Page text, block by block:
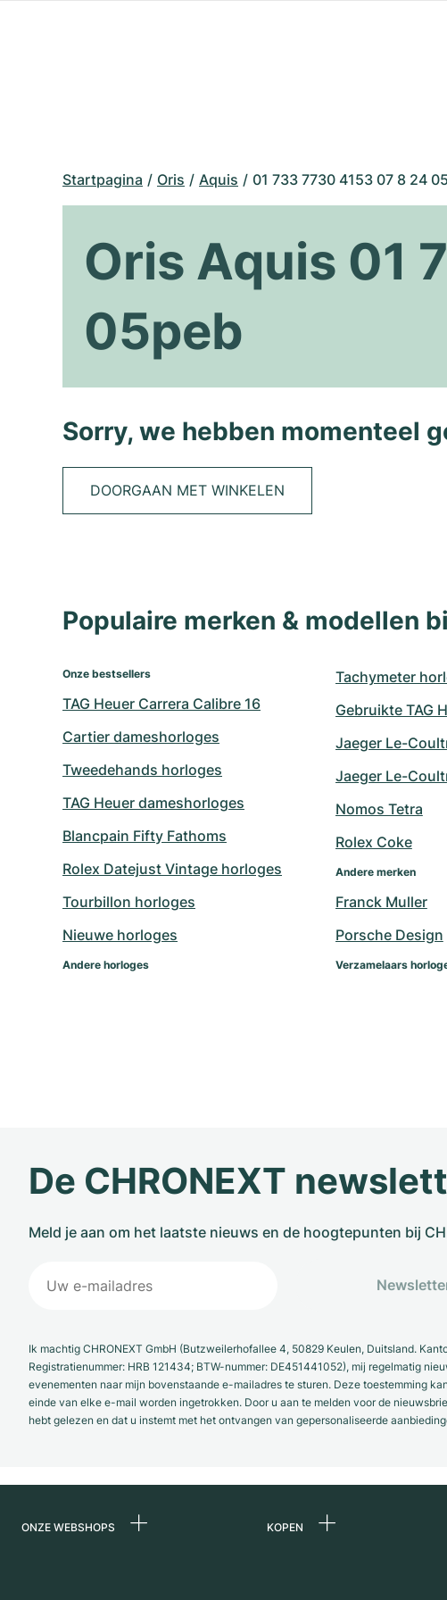
Startpagina Oris Aquis 01 733 7730 4153 07 8 24
Oris Aquis 01
05peb
Sorry, we hebben momenteel
DOORGAAN MET WINKELEN
Populaire merken & modellen
Onze bestsellers
TAG Heuer Carrera Calibre 16
Cartier dameshorloges
Tweedehands horloges
TAG Heuer dameshorloges
Blancpain Fifty Fathoms
Rolex Datejust Vintage horloges
Tourbillon horloges
Nieuwe horloges
Andere horloges
Tachymeter
Gebruikte TAG
Jaeger Le-
Jaeger Le-
Nomos Tetra
Rolex Coke
Andere merken
Franck Muller
Porsche Design
Verzamelaars
De CHRONEXT
Meld je aan om het laatste nieuws en de hoogtepunten bij
Ik machtig CHRONEXT GmbH (Butzweilerhofallee 4, 50829 Keulen, Duitsland.
Registratienummer: HRB 121434; BTW-nummer: DE451441052), mij regelmatig
evenementen naar mijn bovenstaande e-mailadres te sturen. Deze toestemming
einde van elke e-mail worden ingetrokken. Door u aan te melden voor de
hebt gelezen en dat u instemt met het ontvangen van gepersonaliseerde
ONZE WEBSHOPS KOPEN